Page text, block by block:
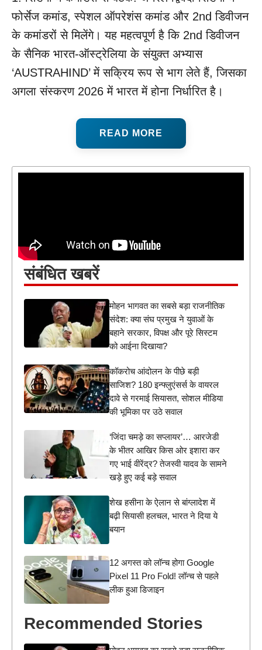
फोर्सेज कमांड, स्पेशल ऑपरेशंस कमांड और 2nd डिवीजन
के कमांडरों से मिलेंगे। यह महत्वपूर्ण है कि 2nd डिवीजन
के सैनिक भारत-ऑस्ट्रेलिया के संयुक्त अभ्यास
‘AUSTRAHIND’ में सक्रिय रूप से भाग लेते हैं, जिसका
अगला संस्करण 2026 में भारत में होना निर्धारित है।
READ MORE
संबंधित खबरें
मोहन भागवत का सबसे बड़ा राजनीतिक
संदेश: क्या संघ प्रमुख ने युवाओं के
बहाने सरकार, विपक्ष और पूरे सिस्टम
को आईना दिखाया?
कॉकरोच आंदोलन के पीछे बड़ी
साजिश? 180 इन्फ्लुएंसर्स के वायरल
दावे से गरमाई सियासत, सोशल मीडिया
की भूमिका पर उठे सवाल
‘जिंदा चमड़े का सप्लायर’… आरजेडी
के भीतर आखिर किस ओर इशारा कर
गए भाई वीरेंद्र? तेजस्वी यादव के सामने
खड़े हुए कई बड़े सवाल
शेख हसीना के ऐलान से बांग्लादेश में
बढ़ी सियासी हलचल, भारत ने दिया ये
बयान
12 अगस्त को लॉन्च होगा Google
Pixel 11 Pro Fold! लॉन्च से पहले
लीक हुआ डिजाइन
Recommended Stories